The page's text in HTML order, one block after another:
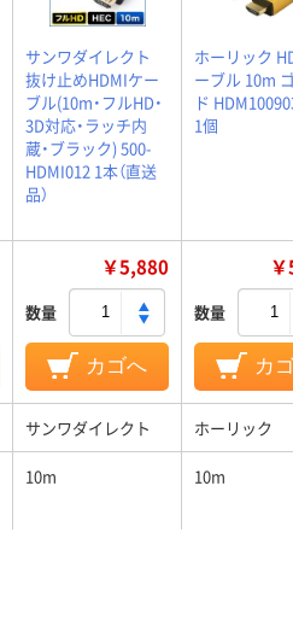
サンワダイレクト
抜け止めHDMIケー
ブル(10m・フルHD・
3D対応・ラッチ内
蔵・ブラック) 500-
HDMI012 1本（直送
品）
ホーリック
ーブル 10m
ド
1個
￥5,880
数量
カゴへ
数量
カ
サンワダイレクト ホーリック
10m 10m